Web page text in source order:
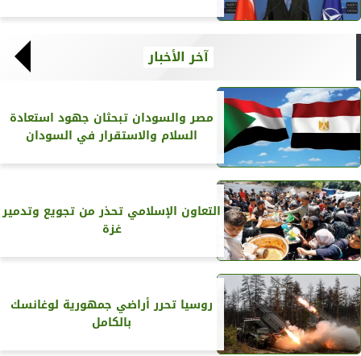
آخر الأخبار
مصر والسودان تبحثان جهود استعادة
السلام والاستقرار في السودان
التعاون الإسلامي تحذر من تجويع وتدمير
غزة
روسيا تحرر أراضي جمهورية لوغانسك
بالكامل